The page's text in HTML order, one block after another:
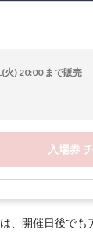
火) 20:00 まで販売
入場券
、開催日後でも